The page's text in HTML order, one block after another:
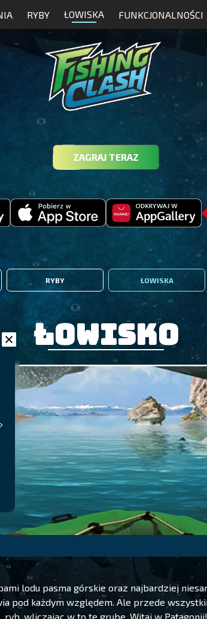
RYBY ŁOWISKA FUNKCJONALNOŚCI
ZAGRAJ TERAZ
RYBY ŁOWISKA
Łowisko
lodu pasma górskie oraz najbardziej
pod każdym względem. Ale przede
ryb, wliczając w to te grube. Witaj w Patagonii!